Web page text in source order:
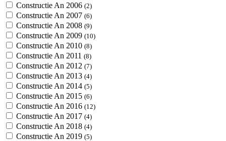
Constructie An 2006 (2)
Constructie An 2007 (6)
Constructie An 2008 (9)
Constructie An 2009 (10)
Constructie An 2010 (8)
Constructie An 2011 (8)
Constructie An 2012 (7)
Constructie An 2013 (4)
Constructie An 2014 (5)
Constructie An 2015 (6)
Constructie An 2016 (12)
Constructie An 2017 (4)
Constructie An 2018 (4)
Constructie An 2019 (5)